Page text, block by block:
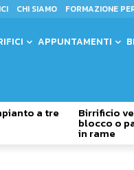
CHI SIAMO FORMAZIONE
APPUNTAMENTI
a tre Birrificio
blocco o
in rame